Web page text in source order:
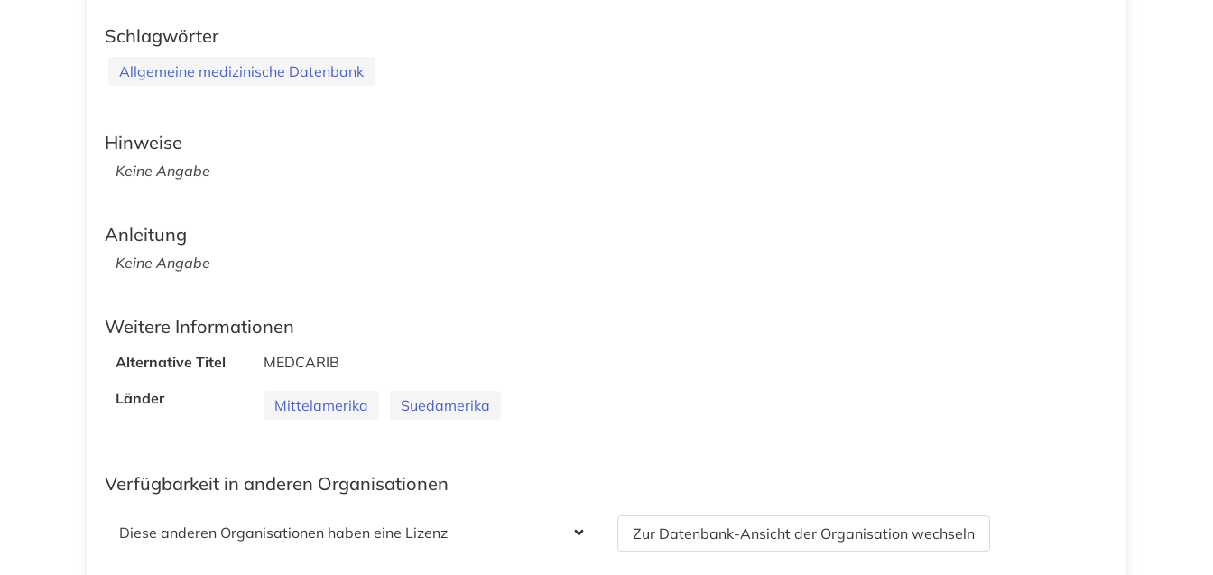
Schlagwörter
Allgemeine medizinische Datenbank
Hinweise
Keine Angabe
Anleitung
Keine Angabe
Weitere Informationen
Alternative Titel
MEDCARIB
Länder
Mittelamerika Suedamerika
Verfügbarkeit in anderen Organisationen
Diese anderen Organisationen haben eine Lizenz Zur Datenbank-Ansicht der Organisation wechseln